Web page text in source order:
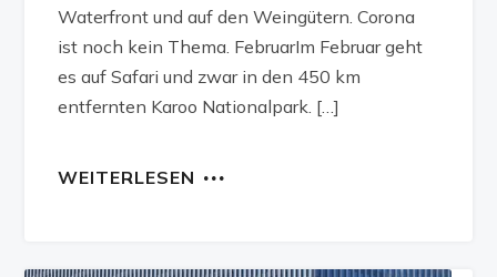
Waterfront und auf den Weingütern. Corona
ist noch kein Thema. FebruarIm Februar geht
es auf Safari und zwar in den 450 km
entfernten Karoo Nationalpark. […]
WEITERLESEN